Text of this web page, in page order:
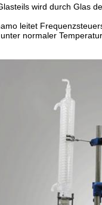
wird durch Glas
leitet
normaler